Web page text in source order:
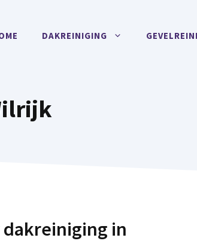
DAKREINIGING
in